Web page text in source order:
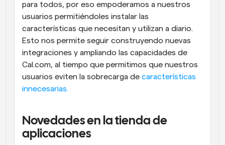
Webhooks
Recibe notificaciones cuando ocurra algo
para todos, por eso empoderamos a nuestros
usuarios permitiéndoles instalar las
características que necesitan y utilizan a diario.
Esto nos permite seguir construyendo nuevas
integraciones y ampliando las capacidades de
Cal.com, al tiempo que permitimos que nuestros
usuarios eviten la sobrecarga de características
innecesarias.
Novedades en la tienda de
aplicaciones